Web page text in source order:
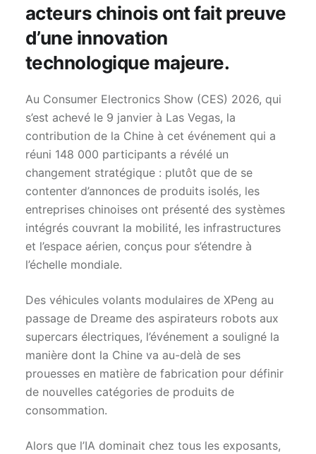
acteurs chinois ont fait preuve
d’une innovation
technologique majeure.
Au Consumer Electronics Show (CES) 2026, qui
s’est achevé le 9 janvier à Las Vegas, la
contribution de la Chine à cet événement qui a
réuni 148 000 participants a révélé un
changement stratégique : plutôt que de se
contenter d’annonces de produits isolés, les
entreprises chinoises ont présenté des systèmes
intégrés couvrant la mobilité, les infrastructures
et l’espace aérien, conçus pour s’étendre à
l’échelle mondiale.
Des véhicules volants modulaires de XPeng au
passage de Dreame des aspirateurs robots aux
supercars électriques, l’événement a souligné la
manière dont la Chine va au-delà de ses
prouesses en matière de fabrication pour définir
de nouvelles catégories de produits de
consommation.
Alors que l’IA dominait chez tous les exposants,